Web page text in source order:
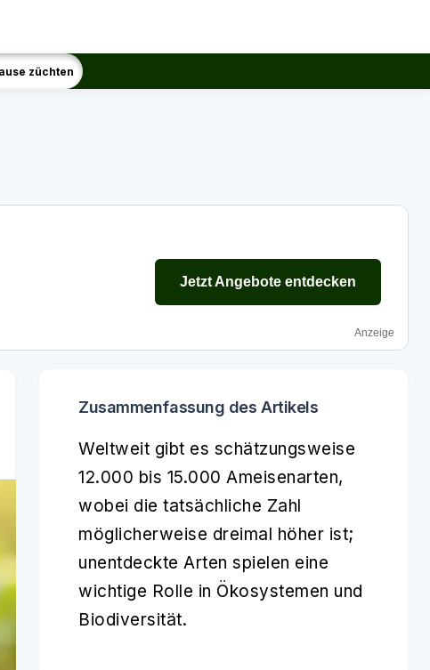
züchten
Jetzt Angebote entdecken
Anzeige
Zusammenfassung des Artikels
Weltweit gibt es schätzungsweise
12.000 bis 15.000 Ameisenarten,
wobei die tatsächliche Zahl
möglicherweise dreimal höher ist;
unentdeckte Arten spielen eine
wichtige Rolle in Ökosystemen und
Biodiversität.